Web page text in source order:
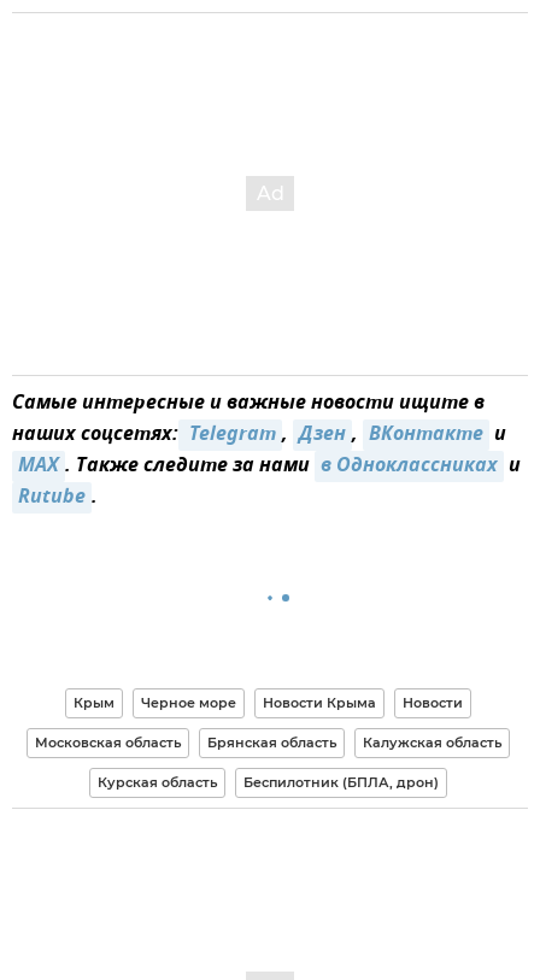
Самые интересные и важные новости ищите в
наших соцсетях: Telegram, Дзен, ВКонтакте и
MAX. Также следите за нами в Одноклассниках и
Rutube.
Крым Черное море Новости Крыма Новости
Московская область Брянская область Калужская область
Курская область Беспилотник (БПЛА, дрон)